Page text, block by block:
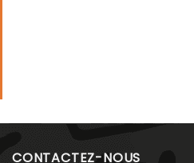
CONTACTEZ-NOUS